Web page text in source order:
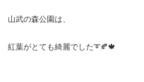
山武の森公園は、
紅葉がとても綺麗でした➰🍂🍁